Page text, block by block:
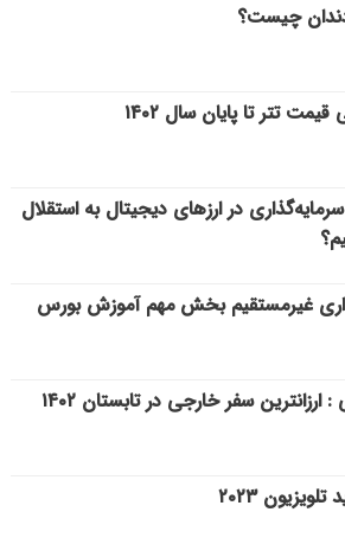
چیست؟
تتر تا پایان سال ۱۴۰۲
در ارزهای دیجیتال به استقلال
غیرمستقیم بخش مهم آموزش بورس
ارزانترین سفر خارجی در تابستان ۱۴۰۲
۲۰۲۳